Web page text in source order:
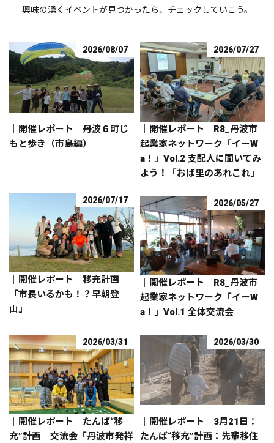
興味の湧くイベントが見つかったら、チェックしていこう。
2026/08/07
｜開催レポート｜丹波６町じ
もと歩き（市島編）
2026/07/27
｜開催レポート｜R8_丹波市
起業家ネットワーク「イーW
a！」Vol.2 支配人に聞いてみ
よう！「おば里のあれこれ」
2026/07/17
｜開催レポート｜移充計画
「市長いるかも！？早朝登
山」
2026/05/27
｜開催レポート｜R8_丹波市
起業家ネットワーク「イーW
a！」Vol.1 全体交流会
2026/03/31
｜開催レポート｜たんば“移
充”計画 交流会「丹波市発祥
2026/03/30
｜開催レポート｜3月21日：
たんば“移充”計画：先輩移住